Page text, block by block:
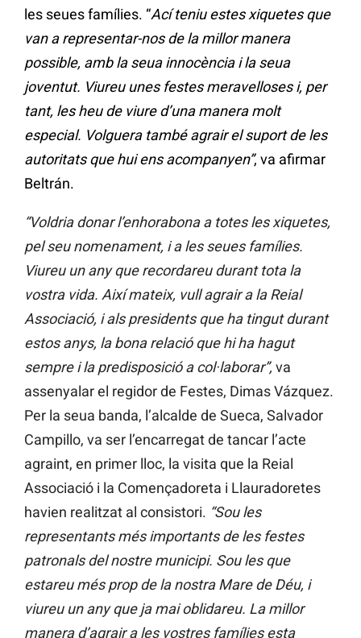
les seues famílies. “Ací teniu estes xiquetes que
van a representar-nos de la millor manera
possible, amb la seua innocència i la seua
joventut. Viureu unes festes meravelloses i, per
tant, les heu de viure d’una manera molt
especial. Volguera també agrair el suport de les
autoritats que hui ens acompanyen”, va afirmar
Beltrán.
“Voldria donar l’enhorabona a totes les xiquetes,
pel seu nomenament, i a les seues famílies.
Viureu un any que recordareu durant tota la
vostra vida. Així mateix, vull agrair a la Reial
Associació, i als presidents que ha tingut durant
estos anys, la bona relació que hi ha hagut
sempre i la predisposició a col·laborar”, va
assenyalar el regidor de Festes, Dimas Vázquez.
Per la seua banda, l’alcalde de Sueca, Salvador
Campillo, va ser l’encarregat de tancar l’acte
agraint, en primer lloc, la visita que la Reial
Associació i la Començadoreta i Llauradoretes
havien realitzat al consistori. “Sou les
representants més importants de les festes
patronals del nostre municipi. Sou les que
estareu més prop de la nostra Mare de Déu, i
viureu un any que ja mai oblidareu. La millor
manera d’agrair a les vostres famílies esta